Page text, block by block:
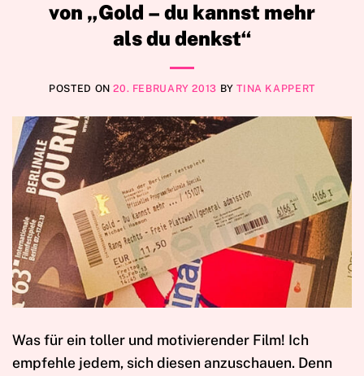
von „Gold – du kannst mehr
als du denkst“
POSTED ON20. FEBRUARY 2013 BYTINA KAPPERT
Was für ein toller und motivierender Film! Ich
empfehle jedem, sich diesen anzuschauen. Denn